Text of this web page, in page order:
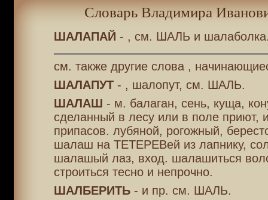
Словарь Владимира
ШАЛАПАЙ - , см. ШАЛЬ и
см. также другие слова ,
ШАЛАПУТ- , шалопут, см. ШАЛЬ.
ШАЛАШ - м. балаган, сень, куща,
сделанный в лесу или в поле приют,
припасов. лубяной, рогожный,
шалаш на ТЕТЕРЕВей из лапнику,
шалашый лаз, вход. шалашиться
строиться тесно и непрочно.
ШАЛБЕРИТЬ- и пр. см. ШАЛЬ.